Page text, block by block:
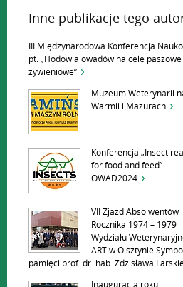
Inne publikacje tego
III Międzynarodowa Konferencja
pt. „Hodowla owadów na cele paszowe
żywieniowe”
Muzeum Weterynarii
Warmii i Mazurach
Konferencja „Insect
for food and feed”
OWAD2024
VII Zjazd Absolwentów
Rocznika 1974 – 1979
Wydziału
ART w Olsztynie
pamięci prof. dr. hab. Zdzisława
Inauguracja roku